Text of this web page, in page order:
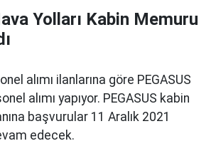
Yolları Kabin Memuru
alımı ilanlarına göre PEGASUS
alımı yapıyor. PEGASUS kabin
başvurular 11 Aralık 2021
edecek.